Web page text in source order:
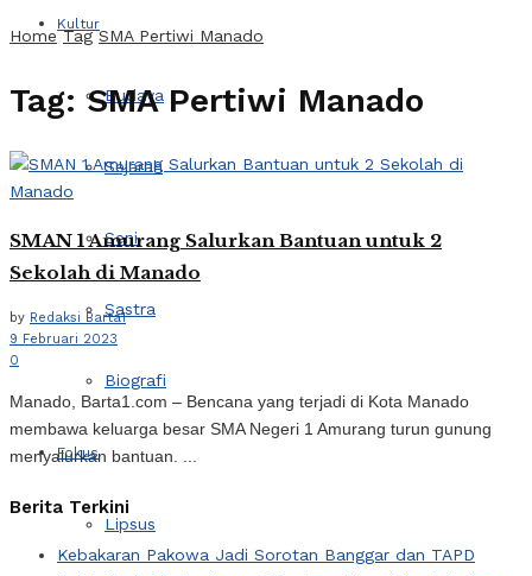
Kultur
Budaya
Sejarah
Seni
Sastra
Biografi
Fokus
Lipsus
Home Tag SMA Pertiwi Manado
Tag:SMA Pertiwi Manado
SMAN 1 Amurang Salurkan Bantuan untuk 2
Sekolah di Manado
by Redaksi Barta1
9 Februari 2023
0
Manado, Barta1.com – Bencana yang terjadi di Kota Manado
membawa keluarga besar SMA Negeri 1 Amurang turun gunung
menyalurkan bantuan. ...
Berita Terkini
Kebakaran Pakowa Jadi Sorotan Banggar dan TAPD